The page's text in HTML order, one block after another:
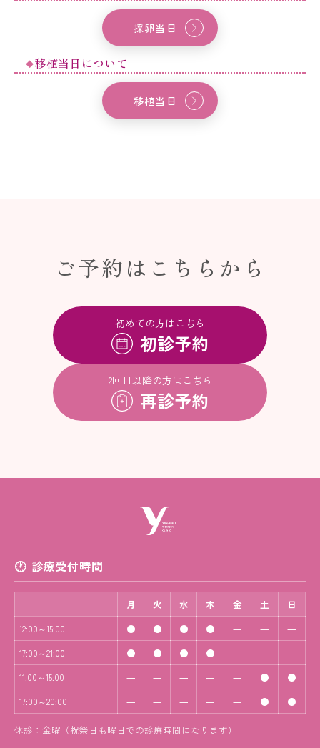
採卵当日
移植当日について
移植当日
ご予約はこちらから
初めての方はこちら
初診予約
2回目以降の方はこちら
再診予約
診療受付時間
月 火 水 木 金 土 日
12:00～15:00 ● ● ● ● ― ― ―
17:00～21:00 ● ● ● ● ― ― ―
11:00～15:00 ― ― ― ― ― ● ●
17:00～20:00 ― ― ― ― ― ● ●
休診：金曜（祝祭日も曜日での診療時間になります）